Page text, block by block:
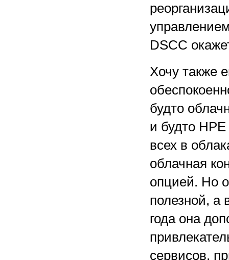
DSCC
Хочу также
будто
и будто HPE
всех в
облачная
опцией. Но
полезной, а
года она
сервисов,